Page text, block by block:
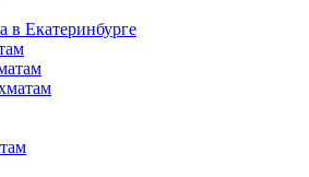
в Екатеринбурге